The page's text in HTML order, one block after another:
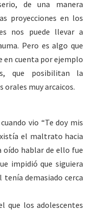
de una manera
proyecciones en los
nos puede llevar a
Pero es algo que
en cuenta por ejemplo
que posibilitan la
orales muy arcaicos.
vio “Te doy mis
el maltrato hacia
oído hablar de ello fue
impidió que siguiera
demasiado cerca
que los adolescentes